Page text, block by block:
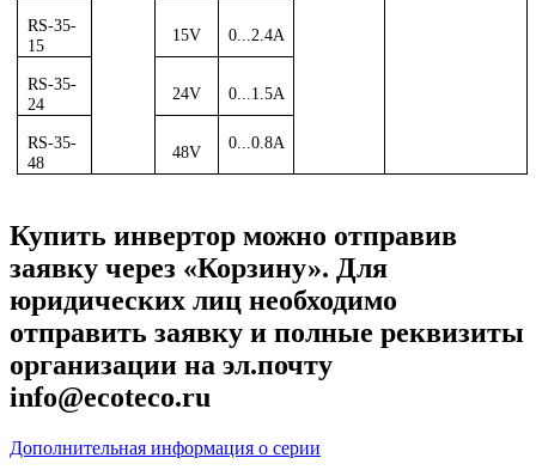
RS-35-
15
15V 0...2.4A
RS-35-
24
24V 0...1.5A
RS-35-
48
48V
0...0.8A
Купить инвертор можно отправив
заявку через «Корзину». Для
юридических лиц необходимо
отправить заявку и полные реквизиты
организации на эл.почту
info@ecoteco.ru
Дополнительная информация о серии